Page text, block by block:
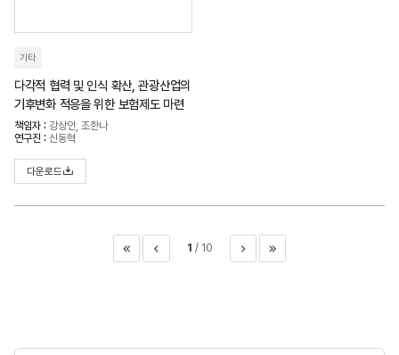
기타
다각적 협력 및 인식 확산, 관광산업의
기후변화 적응을 위한 보험제도 마련
책임자 : 강상인, 조한나
연구진 : 신동혁
다운로드
1 10